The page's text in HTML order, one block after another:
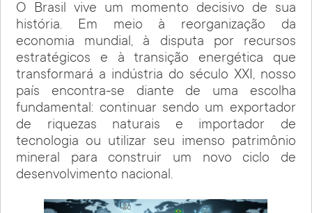
O Brasil vive um momento decisivo de sua
história. Em meio à reorganização da
economia mundial, à disputa por recursos
estratégicos e à transição energética que
transformará a indústria do século XXI, nosso
país encontra-se diante de uma escolha
fundamental: continuar sendo um exportador
de riquezas naturais e importador de
tecnologia ou utilizar seu imenso patrimônio
mineral para construir um novo ciclo de
desenvolvimento nacional.